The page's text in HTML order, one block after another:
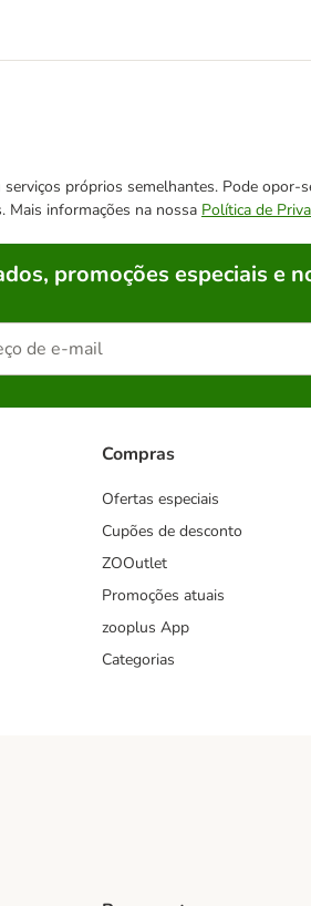
próprios semelhantes. Pode
Mais informações na nossa Política de
promoções especiais e
Compras
Ofertas especiais
Cupões de desconto
ZOOutlet
Promoções atuais
zooplus App
Categorias